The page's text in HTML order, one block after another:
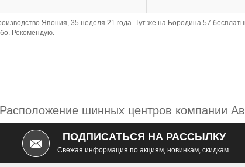
Япония, 35 неделя 21 года. Тут же на Бородина 57
Рекомендую.
Расположение шинных центров компании
ПОДПИСАТЬСЯ НА РАССЫЛКУ
Свежая информация по акциям, новинкам, скидкам.